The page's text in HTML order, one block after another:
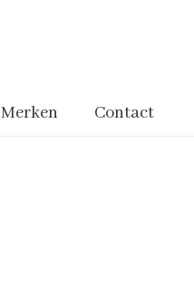
Merken Contact